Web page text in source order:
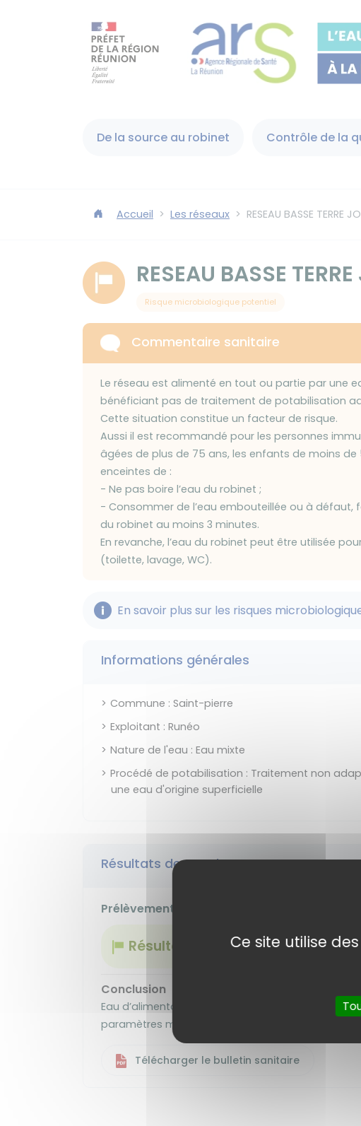
De la source au robinet Contrôle de la
Accueil Les réseaux RESEAU BASSE TERRE
RESEAU BASSE
Risque microbiologique potentiel
Commentaire sanitaire
Le réseau est alimenté en tout ou partie par une
bénéficiant pas de traitement de potabilisation
Cette situation constitue un facteur de risque.
Aussi il est recommandé pour les personnes
âgées de plus de 75 ans, les enfants de moins
enceintes de :
- Ne pas boire l’eau du robinet ;
- Consommer de l’eau embouteillée ou à défaut,
du robinet au moins 3 minutes.
En revanche, l’eau du robinet peut être utilisée
(toilette, lavage, WC).
En savoir plus sur les risques
Informations générales
Commune : Saint-pierre
Exploitant : Runéo
Nature de l'eau : Eau mixte
Procédé de potabilisation : Traitement non
une eau d'origine superficielle
Résultats des analyses
Prélèvement effectué le 24 déc. 2025 07h55
Résultat conforme
Conclusion
Eau d’alimentation conforme aux exigences de
paramètres mesurés.
Télécharger le bulletin sanitaire
Ce site utilise